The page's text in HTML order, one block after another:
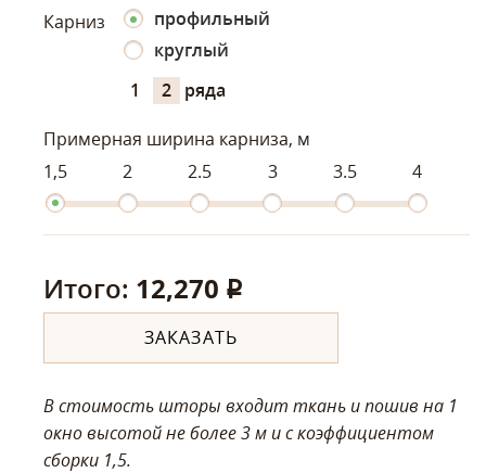
Карниз
профильный
круглый
1
2 ряда
Примерная ширина карниза, м
1,5
2 2.5 3 3.5 4
Итого: 12,270 q
ЗАКАЗАТЬ
В стоимость шторы входит ткань и пошив на 1
окно высотой не более 3 м и с коэффициентом
сборки 1,5.